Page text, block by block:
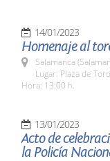
14/01/2023
Homenaje al
Salamanca
Lugar: Plaza de
Hora: 13:00 h.
13/01/2023
Acto de
la Policía